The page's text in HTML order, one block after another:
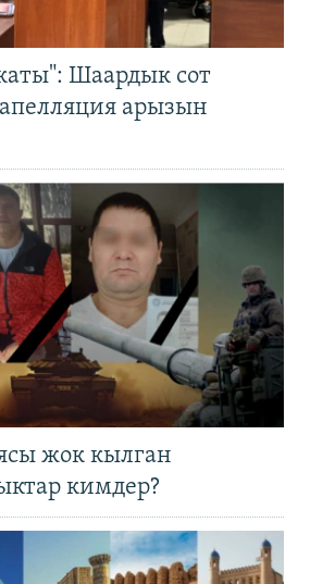
Шаардык сот
арызын
жок кылган
кимдер?